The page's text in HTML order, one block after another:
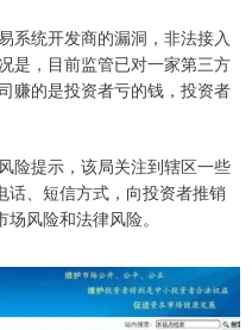
系统开发商的漏洞，非法接入
是，目前监管已对一家第三方
赚的是投资者亏的钱，投资者
险提示，该局关注到辖区一些
话、短信方式，向投资者推销
风险和法律风险。